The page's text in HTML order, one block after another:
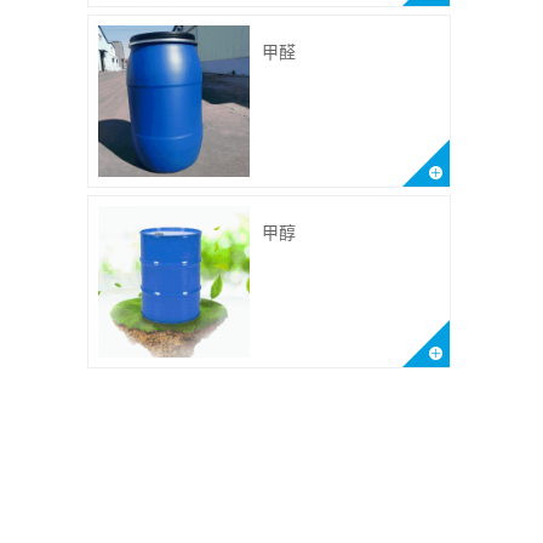
甲醛
甲醇